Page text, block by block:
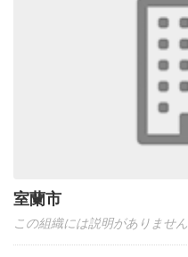
室蘭市
この組織には説明がありません